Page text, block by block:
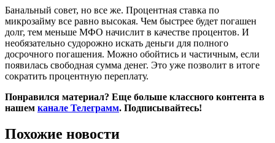
Банальный совет, но все же. Процентная ставка по
микрозайму все равно высокая. Чем быстрее будет погашен
долг, тем меньше МФО начислит в качестве процентов. И
необязательно судорожно искать деньги для полного
досрочного погашения. Можно обойтись и частичным, если
появилась свободная сумма денег. Это уже позволит в итоге
сократить процентную переплату.
Понравился материал? Еще больше классного контента в
нашем канале Телеграмм. Подписывайтесь!
Похожие новости